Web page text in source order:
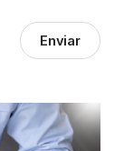
Enviar